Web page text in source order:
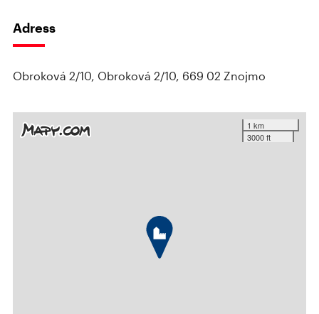
Adress
Obroková 2/10, Obroková 2/10, 669 02 Znojmo
1 km
3000 ft